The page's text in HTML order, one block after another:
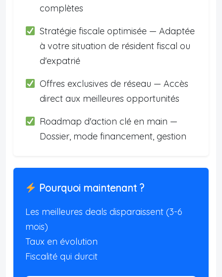
complètes
Stratégie fiscale optimisée — Adaptée
à votre situation de résident fiscal ou
d'expatrié
Offres exclusives de réseau — Accès
direct aux meilleures opportunités
Roadmap d'action clé en main —
Dossier, mode financement, gestion
Pourquoi maintenant ?
Les meilleures deals disparaissent (3-6
mois)
Taux en évolution
Fiscalité qui durcit